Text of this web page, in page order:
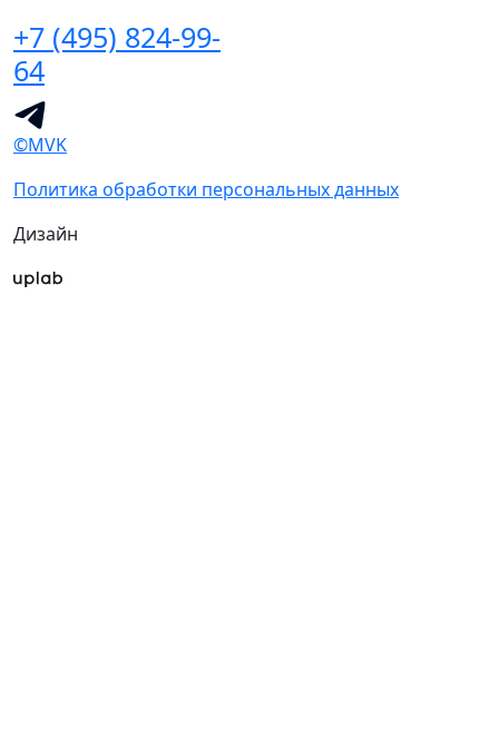
+7 (495) 824-99-
64
©MVK
Политика обработки персональных данных
Дизайн